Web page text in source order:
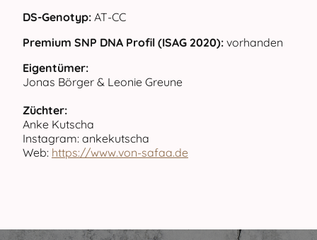
DS-Genotyp: AT-CC
Premium SNP DNA Profil (ISAG 2020): vorhanden
Eigentümer:
Jonas Börger & Leonie Greune
Züchter:
Anke Kutscha
Instagram: ankekutscha
Web: https://www.von-safaa.de